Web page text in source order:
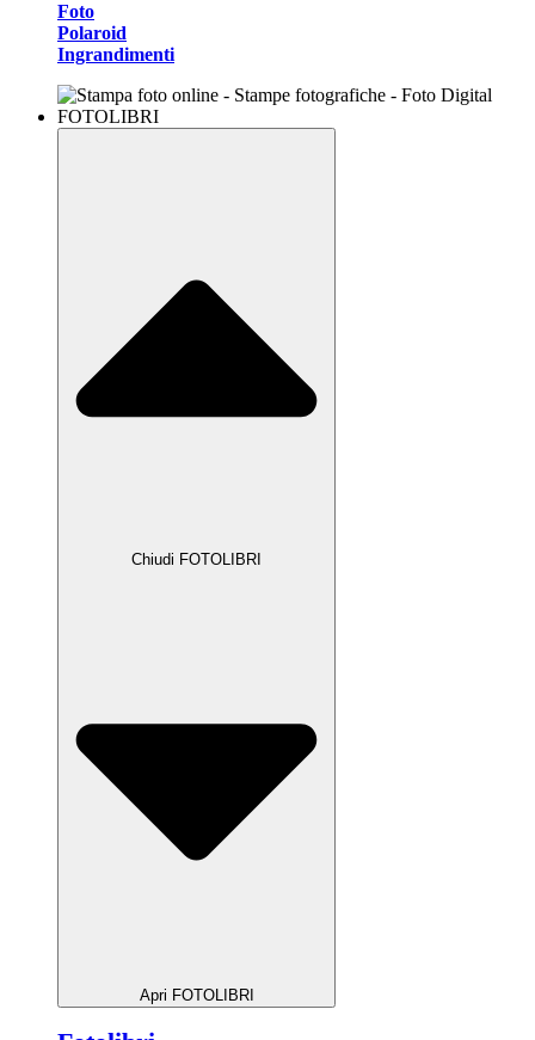
Foto
Polaroid
Ingrandimenti
FOTOLIBRI
Chiudi FOTOLIBRI
Apri FOTOLIBRI